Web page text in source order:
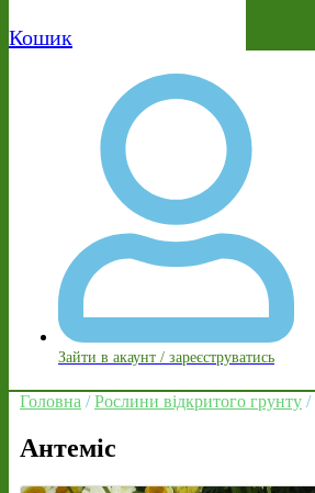
Кошик
Зайти в акаунт / зареєструватись
Головна /Рослини відкритого грунту /
Антеміс